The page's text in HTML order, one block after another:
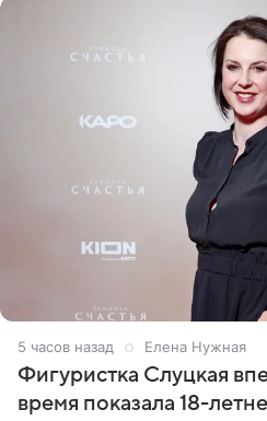
5 часов назад Елена Нужная
Фигуристка Слуцкая
время показала 18-